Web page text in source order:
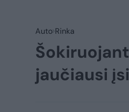
Auto Rinka
jaučiausi